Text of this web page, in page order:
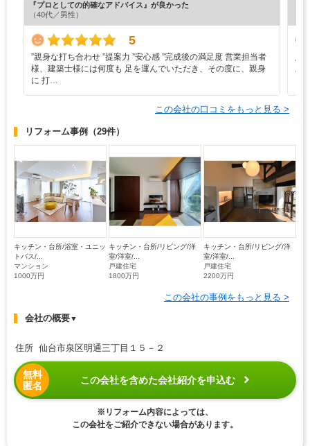
『プロとしての的確なアドバイス』が良かった
（40代／男性）
5
”‬親身な打ち合わせ ‪”‬提案力 ‪”‬安心感 ‪”‬完成後の満足度 営業担当者
様、建築士様には何度も 足を運んでいただき、その度に、親身
に 打…
ス
この会社の口コミをもっと見る >
リフォーム事例 （29件）
キッチン・台所/浴室・ユニッ
トバス/...
マンション
1000万円
キッチン・台所/リビング/洋
室/洋室/...
戸建住宅
1800万円
キッチン・台所/リビング/洋
室/洋室/...
戸建住宅
2200万円
この会社の事例をもっと見る >
会社の概要▼
住所 仙台市泉区明通三丁目１５－２
無料
匿名
この会社を含めた会社紹介を申込む
※リフォーム内容によっては、
この会社をご紹介できない場合があります。